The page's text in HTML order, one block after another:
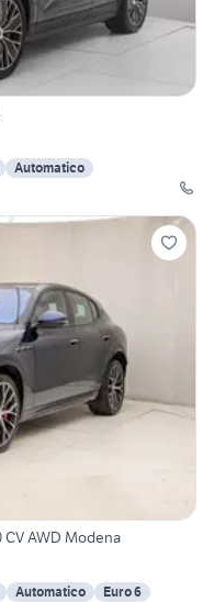
Automatico
CV AWD Modena
Automatico
Euro 6